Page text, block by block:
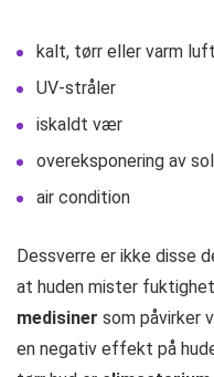
kalt, tørr eller varm luft
UV-stråler
iskaldt vær
overeksponering av
air condition
Dessverre er ikke disse
at huden mister
medisiner som påvirker
en negativ effekt på